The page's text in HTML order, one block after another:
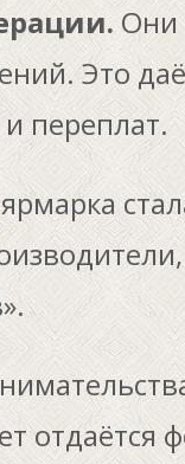
Они
Это
переплат.
отдаётся